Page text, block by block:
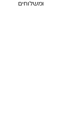
ומשלוחים